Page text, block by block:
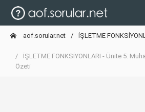
aof.sorular.net İŞLETME
İŞLETME FONKSİYONLARI - Ünite 5:
Özeti